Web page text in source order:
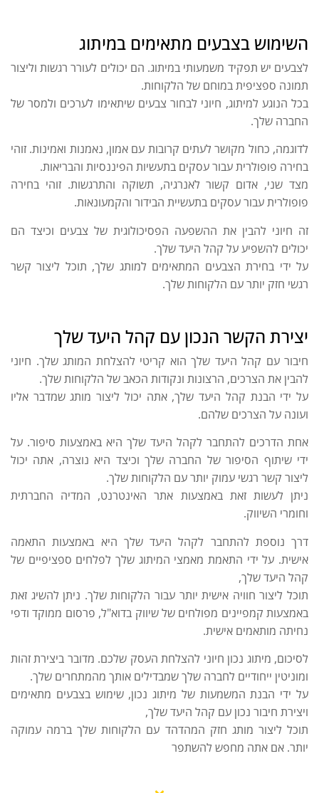
השימוש בצבעים מתאימים במיתוג
לצבעים יש תפקיד משמעותי במיתוג. הם יכולים לעורר רגשות וליצור
תמונה ספציפית במוחם של הלקוחות.
בכל הנוגע למיתוג, חיוני לבחור צבעים שיתאימו לערכים ולמסר של
החברה שלך.
לדוגמה, כחול מקושר לעתים קרובות עם אמון, נאמנות ואמינות. זוהי
בחירה פופולרית עבור עסקים בתעשיות הפיננסיות והבריאות.
מצד שני, אדום קשור לאנרגיה, תשוקה והתרגשות. זוהי בחירה
פופולרית עבור עסקים בתעשיית הבידור והקמעונאות.
זה חיוני להבין את ההשפעה הפסיכולוגית של צבעים וכיצד הם
יכולים להשפיע על קהל היעד שלך.
על ידי בחירת הצבעים המתאימים למותג שלך, תוכל ליצור קשר
רגשי חזק יותר עם הלקוחות שלך.
יצירת הקשר הנכון עם קהל היעד שלך
חיבור עם קהל היעד שלך הוא קריטי להצלחת המותג שלך. חיוני
להבין את הצרכים, הרצונות ונקודות הכאב של הלקוחות שלך.
על ידי הבנת קהל היעד שלך, אתה יכול ליצור מותג שמדבר אליו
ועונה על הצרכים שלהם.
אחת הדרכים להתחבר לקהל היעד שלך היא באמצעות סיפור. על
ידי שיתוף הסיפור של החברה שלך וכיצד היא נוצרה, אתה יכול
ליצור קשר רגשי עמוק יותר עם הלקוחות שלך.
ניתן לעשות זאת באמצעות אתר האינטרנט, המדיה החברתית
וחומרי השיווק.
דרך נוספת להתחבר לקהל היעד שלך היא באמצעות התאמה
אישית. על ידי התאמת מאמצי המיתוג שלך לפלחים ספציפיים של
קהל היעד שלך,
תוכל ליצור חוויה אישית יותר עבור הלקוחות שלך. ניתן להשיג זאת
באמצעות קמפיינים מפולחים של שיווק בדוא"ל, פרסום ממוקד ודפי
נחיתה מותאמים אישית.
לסיכום, מיתוג נכון חיוני להצלחת העסק שלכם. מדובר ביצירת זהות
ומוניטין ייחודיים לחברה שלך שמבדילים אותך מהמתחרים שלך.
על ידי הבנת המשמעות של מיתוג נכון,שימוש בצבעים מתאימים
ויצירת חיבור נכון עם קהל היעד שלך,
תוכל ליצור מותג חזק המהדהד עם הלקוחות שלך ברמה עמוקה
יותר. אם אתה מחפש להשתפר